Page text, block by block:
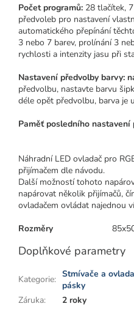
Počet programů: 28 tlačítek,
předvoleb pro nastavení
automatického přepínání
3 nebo 7 barev, prolínání 3
rychlosti a intenzity jasu při
Nastavení předvolby barvy:
předvolbu, nastavte barvu
déle opět předvolbu, barva je
Paměť posledního
Náhradní LED ovladač pro
přijímačem dle návodu.
Další možností tohoto
napárovat několik přijímačů,
ovladačem ovládat najednou
Rozměry
Doplňkové parametry
Kategorie: Stmívače a
pásky
Záruka:
2 roky